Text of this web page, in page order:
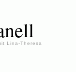
Lina-Theresa